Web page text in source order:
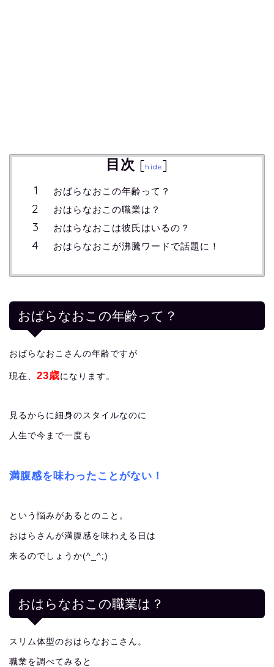
目次 [hide]
おばらなおこの年齢って？
おはらなおこの職業は？
おはらなおこは彼氏はいるの？
おはらなおこが沸騰ワードで話題に！
おばらなおこの年齢って？
おばらなおこさんの年齢ですが
現在、 23歳になります。
見るからに細身のスタイルなのに
人生で今まで一度も
満腹感を味わったことがない！
という悩みがあるとのこと。
おはらさんが満腹感を味わえる日は
来るのでしょうか(^_^;)
おはらなおこの職業は？
スリム体型のおはらなおこさん。
職業を調べてみると